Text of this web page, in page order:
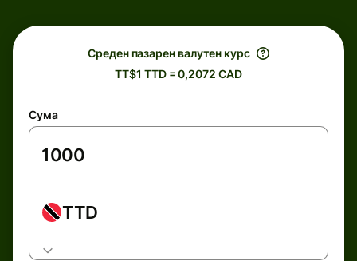
Среден пазарен валутен курс
TT$1 TTD = 0,2072 CAD
Сума
TTD